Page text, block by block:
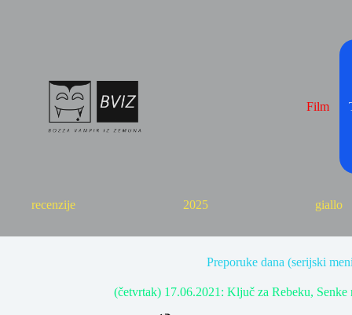
Film
recenzije 2025 giallo
Preporuke dana (serijski
(četvrtak) 17.06.2021: Ključ za Rebeku, Senke